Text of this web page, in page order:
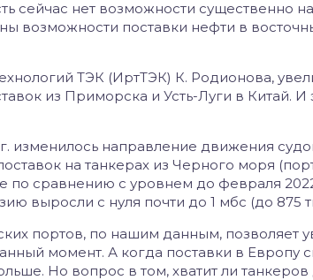
сейчас нет возможности существенно
возможности поставки нефти в
ТЭК (ИртТЭК) К. Родионова,
из Приморска и Усть-Луги в Китай. И
изменилось направление движения
на танкерах из Черного моря
по сравнению с уровнем до февраля
выросли с нуля почти до 1 мбс (до 875
портов, по нашим данным, позволяет
момент. А когда поставки в Европу
Но вопрос в том, хватит ли танкеров